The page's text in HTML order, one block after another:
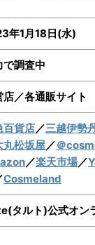
年1月18日(水)
で調査中
店／各通販サイト
百貨店／三越伊勢
丸松坂屋／＠
／楽天市場／
Cosmeland
タルト)公式オン